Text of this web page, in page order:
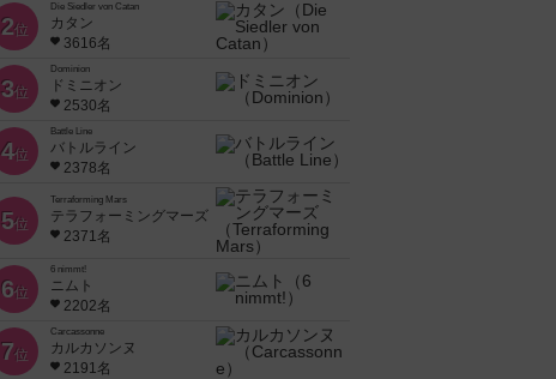
2位
Die Siedler von Catan
カタン
3616名
3位
Dominion
ドミニオン
2530名
4位
Battle Line
バトルライン
2378名
5位
Terraforming Mars
テラフォーミングマーズ
2371名
6位
6 nimmt!
ニムト
2202名
7位
Carcassonne
カルカソンヌ
2191名